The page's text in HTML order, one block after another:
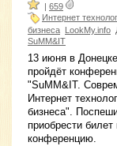
| 659
Интернет
бизнеса LookMy.info
SuMM&IT
13 июня в Донецке
пройдёт
"SuMM&IT.
Интернет
бизнеса".
приобрести билет
конференцию.